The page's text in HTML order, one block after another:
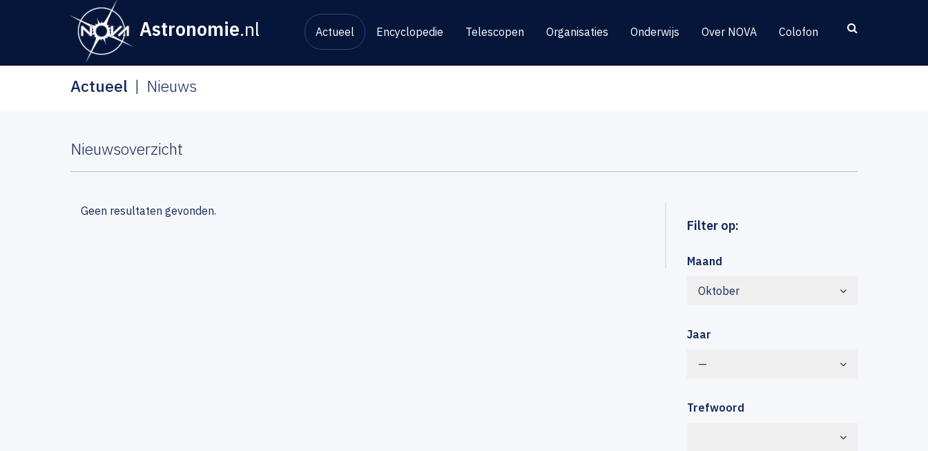
Astronomie.nl Actueel Encyclopedie Telescopen Organisaties Onderwijs Over NOVA Colofon
Actueel Nieuws
Nieuwsoverzicht
Filter op:
Maand
Oktober
Jaar
—
Trefwoord
Geen resultaten gevonden.